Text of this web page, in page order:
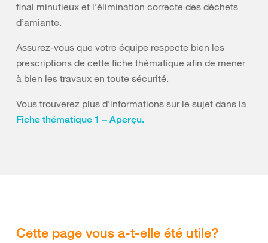
final minutieux et l’élimination correcte des déchets
d’amiante.
Assurez-vous que votre équipe respecte bien les
prescriptions de cette fiche thématique afin de mener
à bien les travaux en toute sécurité.
Vous trouverez plus d’informations sur le sujet dans la
Fiche thématique 1 – Aperçu.
Cette page vous a-t-elle été utile?